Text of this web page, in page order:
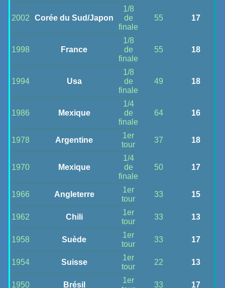
2002 Corée du Sud/Japon
1/8
de
finale
55 17
1998 France
1/8
de
finale
55 18
1994 Usa
1/8
de
finale
49 18
1986 Mexique
1/4
de
finale
64 16
1978 Argentine
1er
tour
37 18
1970 Mexique
1/4
de
finale
50 17
1966 Angleterre
1er
tour
33 15
1962 Chili
1er
tour
33 13
1958 Suède
1er
tour
33 17
1954 Suisse
1er
tour
22 13
1950 Brésil
1er
33 17